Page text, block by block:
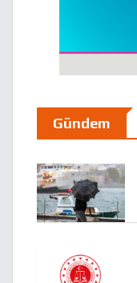
Gündem